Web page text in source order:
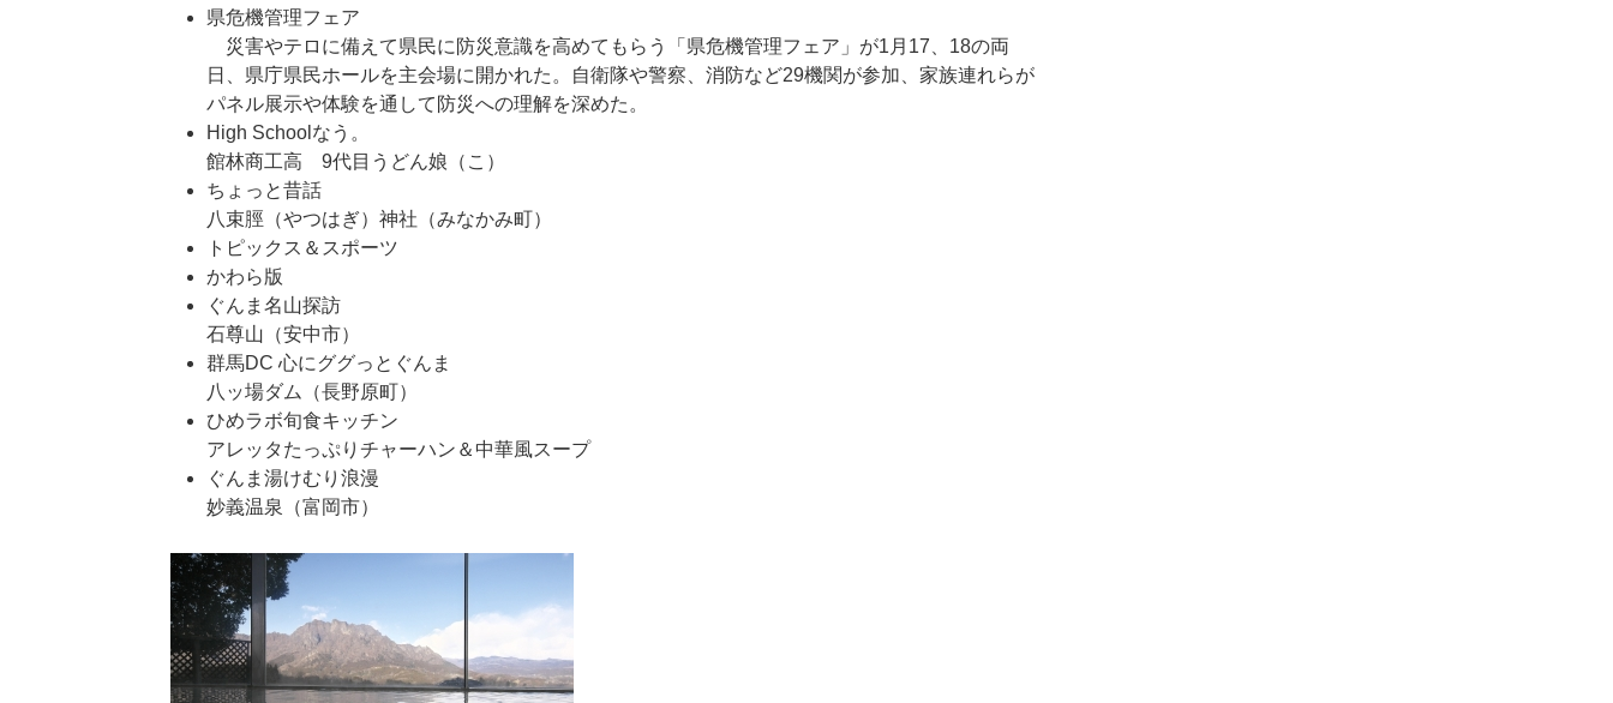
県危機管理フェア
災害やテロに備えて県民に防災意識を高めてもらう「県危機管理フェア」が1月17、18の両
日、県庁県民ホールを主会場に開かれた。自衛隊や警察、消防など29機関が参加、家族連れらが
パネル展示や体験を通して防災への理解を深めた。
High Schoolなう。
館林商工高 9代目うどん娘（こ）
ちょっと昔話
八束脛（やつはぎ）神社（みなかみ町）
トピックス＆スポーツ
かわら版
ぐんま名山探訪
石尊山（安中市）
群馬DC 心にググっとぐんま
八ッ場ダム（長野原町）
ひめラボ旬食キッチン
アレッタたっぷりチャーハン＆中華風スープ
ぐんま湯けむり浪漫
妙義温泉（富岡市）